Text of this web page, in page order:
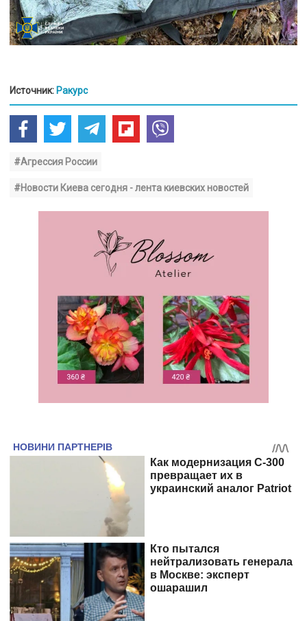
Источник: Ракурс
#Агрессия России
#Новости Киева сегодня - лента киевских новостей